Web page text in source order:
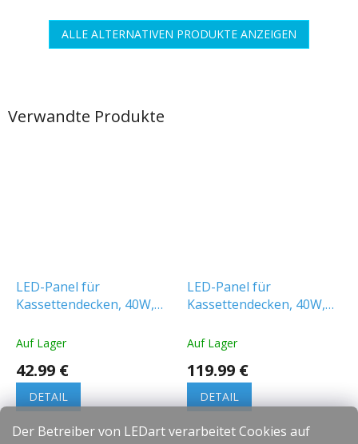
Der Betreiber von LEDart verarbeitet Cookies auf
Verwandte Produkte
LED-Panel für
Kassettendecken, 40W,
120x30cm
Auf Lager
42.99 €
DETAIL
LED-Panel für
Kassettendecken, 40W,
120x30 cm/6-PACK!
Auf Lager
119.99 €
DETAIL
ALLE ALTERNATIVEN PRODUKTE ANZEIGEN